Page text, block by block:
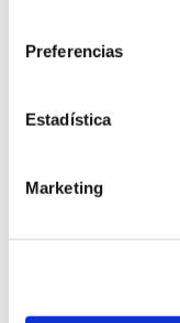
Preferencias
Estadística
Marketing